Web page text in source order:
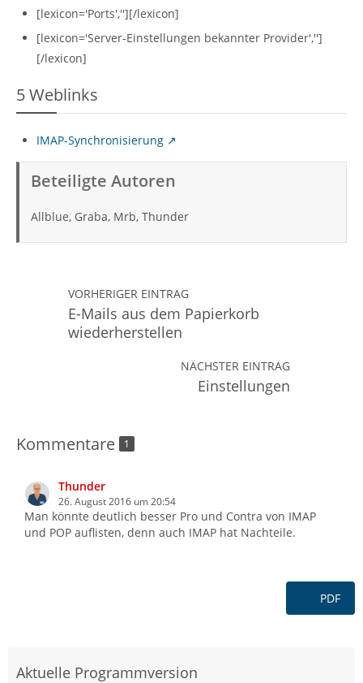
[lexicon='Ports',''][/lexicon]
[lexicon='Server-Einstellungen bekannter Provider','']
[/lexicon]
5Weblinks
IMAP-Synchronisierung
Beteiligte Autoren
Allblue, Graba, Mrb, Thunder
VORHERIGER EINTRAG
E-Mails aus dem Papierkorb
wiederherstellen
NÄCHSTER EINTRAG
Einstellungen
Kommentare 1
Thunder
26. August 2016 um 20:54
Man könnte deutlich besser Pro und Contra von IMAP
und POP auflisten, denn auch IMAP hat Nachteile.
PDF
Aktuelle Programmversion